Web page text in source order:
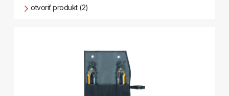
otvoriť produkt (2)